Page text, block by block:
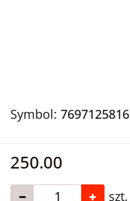
Symbol: 7697125816
250.00
szt.